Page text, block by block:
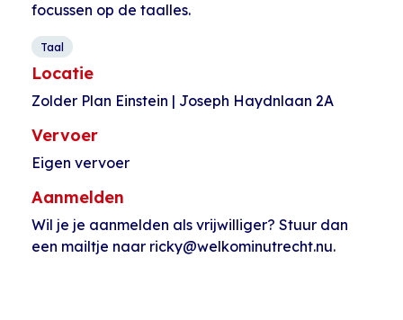
focussen op de taalles.
Taal
Locatie
Zolder Plan Einstein | Joseph Haydnlaan 2A
Vervoer
Eigen vervoer
Aanmelden
Wil je je aanmelden als vrijwilliger? Stuur dan
een mailtje naar ricky@welkominutrecht.nu.